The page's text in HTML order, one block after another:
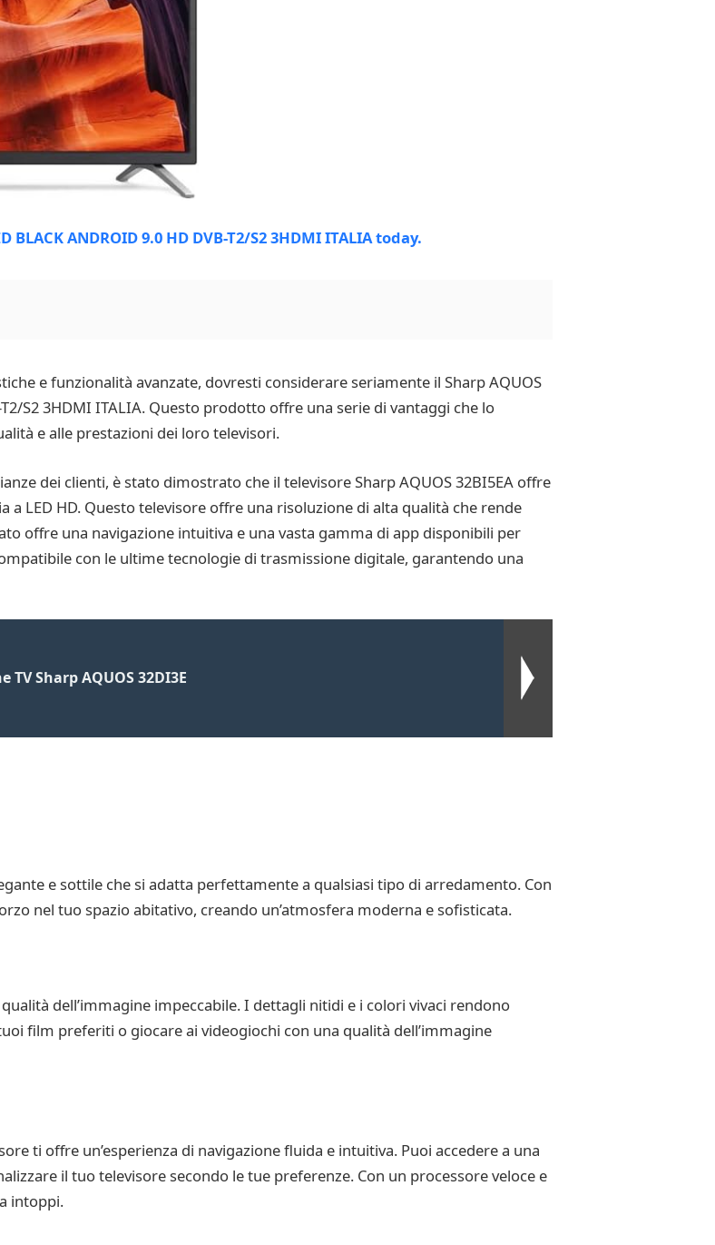
e funzionalità avanzate, dovresti considerare seriamente il Sharp AQUOS
T2/S2 3HDMI ITALIA. Questo prodotto offre una serie di vantaggi che lo
e alle prestazioni dei loro televisori.
dei clienti, è stato dimostrato che il televisore Sharp AQUOS 32BI5EA offre
a LED HD. Questo televisore offre una risoluzione di alta qualità che rende
offre una navigazione intuitiva e una vasta gamma di app disponibili per
con le ultime tecnologie di trasmissione digitale, garantendo una
TV Sharp AQUOS 32DI3E
e sottile che si adatta perfettamente a qualsiasi tipo di arredamento. Con
nel tuo spazio abitativo, creando un’atmosfera moderna e sofisticata.
dell’immagine impeccabile. I dettagli nitidi e i colori vivaci rendono
film preferiti o giocare ai videogiochi con una qualità dell’immagine
ti offre un’esperienza di navigazione fluida e intuitiva. Puoi accedere a una
il tuo televisore secondo le tue preferenze. Con un processore veloce e
intoppi.